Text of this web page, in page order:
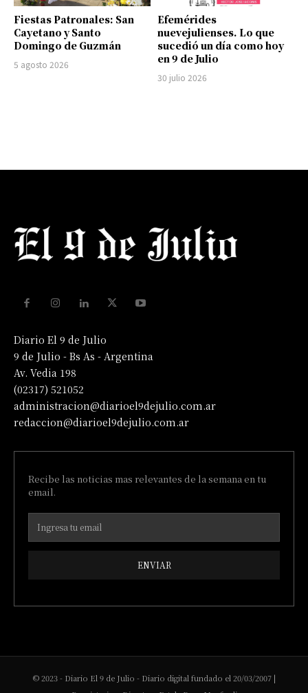
Fiestas Patronales: San
Cayetano y Santo
Domingo de Guzmán
5 agosto 2026
Efemérides
nuevejulienses. Lo que
sucedió un día como hoy
en 9 de Julio
30 julio 2026
Diario El 9 de Julio
9 de Julio - Bs As - Argentina
Av. Vedia 198
(02317) 521052
administracion@diarioel9dejulio.com.ar
redaccion@diarioel9dejulio.com.ar
Recibe las noticias mas relevantes de la semana en tu
email.
ENVIAR
© 2023 - Diario El 9 de Julio - Diario digital fundado el 20/03/2007 |